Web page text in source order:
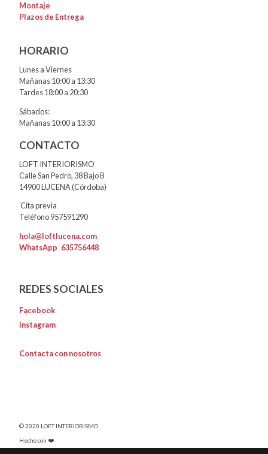
Montaje
Plazos de Entrega
HORARIO
Lunes a Viernes
Mañanas 10:00 a 13:30
Tardes 18:00 a 20:30
Sábados:
Mañanas 10:00 a 13:30
CONTACTO
LOFT INTERIORISMO
Calle San Pedro, 38 Bajo B
14900 LUCENA (Córdoba)
Cita previa
Teléfono 957591290
hola@loftlucena.com
WhatsApp 635756448
REDES SOCIALES
Facebook
Instagram
Contacta con nosotros
© 2020 LOFT INTERIORISMO
Hecho con ❤️